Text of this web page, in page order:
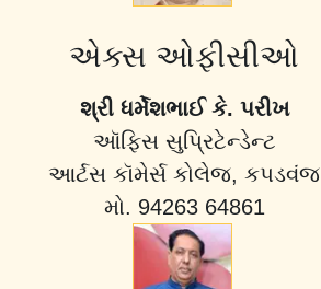
એક્સ ઓફીસીઓ
શ્રી ધર્મેશભાઈ કે. પરીખ
ઑફિસ સુપ્રિટેન્ડેન્ટ
આર્ટસ કૉમેર્સ કોલેજ, કપડવંજ
મો. 94263 64861